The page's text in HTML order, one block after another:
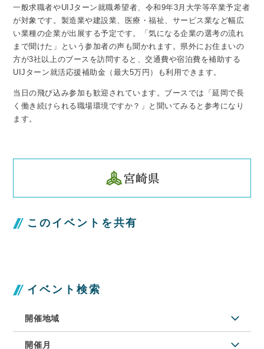
一般求職者やUIJターン就職希望者、令和9年3月大学等卒業予定者
が対象です。製造業や建設業、医療・福祉、サービス業など幅広
い業種の企業が出展する予定です。「気になる企業の選考の流れ
まで聞けた」という参加者の声も聞かれます。県外にお住まいの
方が3社以上のブースを訪問すると、交通費や宿泊費を補助する
UIJターン就活応援補助金（最大5万円）も利用できます。
当日の飛び込み参加も歓迎されています。ブースでは「延岡で長
く働き続けられる職場環境ですか？」と聞いてみると参考になり
ます。
このイベントを共有
イベント検索
開催地域
開催月